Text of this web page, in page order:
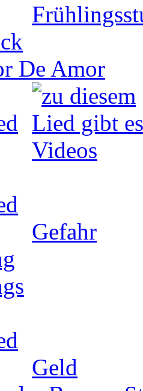
De Amor
Gefahr
Geld